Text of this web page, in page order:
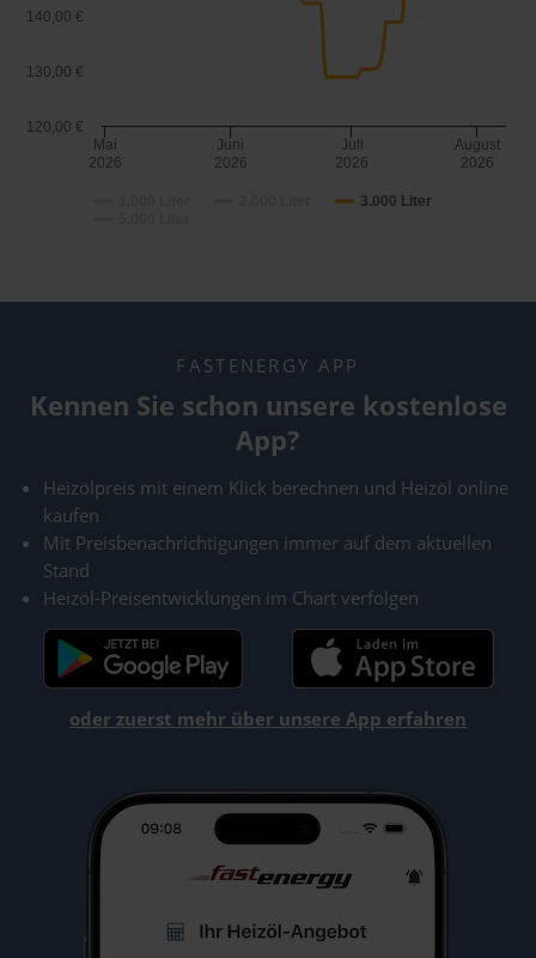
3.000 Liter
Mai
2026
Juni
2026
Juli
2026
August
2026
120,00 €
130,00 €
140,00 €
FASTENERGY APP
Kennen Sie schon unsere kostenlose
App?
Heizölpreis mit einem Klick berechnen und Heizöl online
kaufen
Mit Preisbenachrichtigungen immer auf dem aktuellen
Stand
Heizöl-Preisentwicklungen im Chart verfolgen
oder zuerst mehr über unsere App erfahren